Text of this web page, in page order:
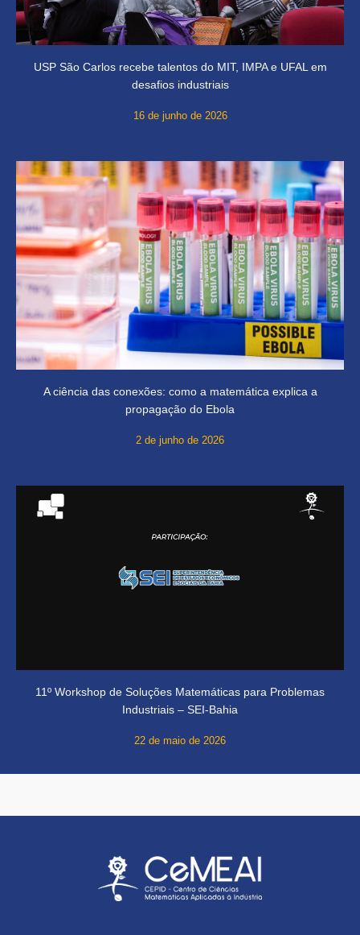
USP São Carlos recebe talentos do MIT, IMPA e UFAL em
desafios industriais
16 de junho de 2026
A ciência das conexões: como a matemática explica a
propagação do Ebola
2 de junho de 2026
11º Workshop de Soluções Matemáticas para Problemas
Industriais – SEI-Bahia
22 de maio de 2026